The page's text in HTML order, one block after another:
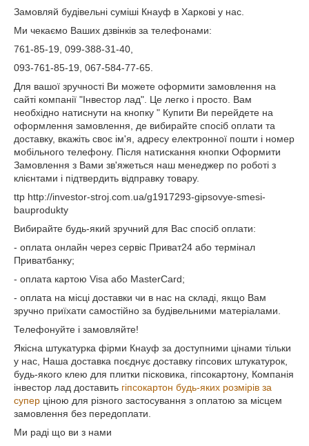
Замовляй будівельні суміші Кнауф в Харкові у нас.
Ми чекаємо Ваших дзвінків за телефонами:
761-85-19, 099-388-31-40,
093-761-85-19, 067-584-77-65.
Для вашої зручності Ви можете оформити замовлення на
сайті компанії "Інвестор лад". Це легко і просто. Вам
необхідно натиснути на кнопку " Купити Ви перейдете на
оформлення замовлення, де вибирайте спосіб оплати та
доставку, вкажіть своє ім'я, адресу електронної пошти і номер
мобільного телефону. Після натискання кнопки Оформити
Замовлення з Вами зв'яжеться наш менеджер по роботі з
клієнтами і підтвердить відправку товару.
ttp http://investor-stroj.com.ua/g1917293-gipsovye-smesi-
bauprodukty
Вибирайте будь-який зручний для Вас спосіб оплати:
- оплата онлайн через сервіс Приват24 або термінал
Приватбанку;
- оплата картою Visa або MasterCard;
- оплата на місці доставки чи в нас на складі, якщо Вам
зручно приїхати самостійно за будівельними матеріалами.
Телефонуйте і замовляйте!
Якісна штукатурка фірми Кнауф за доступними цінами тільки
у нас, Наша доставка поєднує доставку гіпсових штукатурок,
будь-якого клею для плитки пісковика, гіпсокартону, Компанія
інвестор лад доставить гіпсокартон будь-яких розмірів за
супер ціною для різного застосування з оплатою за місцем
замовлення без передоплати.
Ми раді що ви з нами